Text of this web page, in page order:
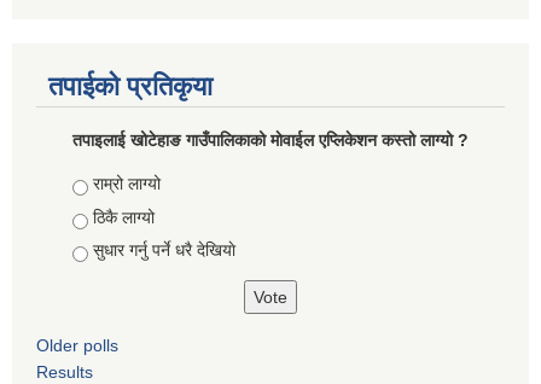
तपाईको प्रतिकृया
तपाइलाई खोटेहाङ गाउँपालिकाको माेवाईल एप्लिकेशन कस्तो लाग्यो ?
Choices
राम्रो लाग्यो
ठिकै लाग्यो
सुधार गर्नु पर्ने धरै देखियाे
Older polls
Results